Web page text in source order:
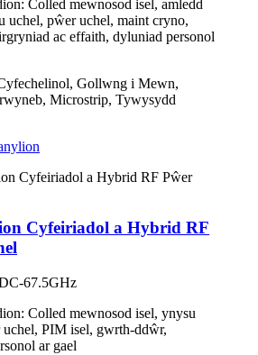
Colled mewnosod isel, amledd
uchel, pŵer uchel, maint cryno,
ac effaith, dyluniad personol
Gollwng i Mewn,
Microstrip, Tywysydd
Cyfeiriadol a Hybrid RF
67.5GHz
Colled mewnosod isel, ynysu
uchel, PIM isel, gwrth-ddŵr,
ar gael